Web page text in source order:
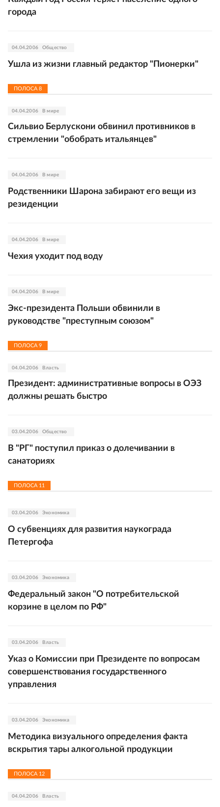
города
04.04.2006 Общество
Ушла из жизни главный редактор "Пионерки"
ПОЛОСА 8
04.04.2006 В мире
Сильвио Берлускони обвинил противников в
стремлении "обобрать итальянцев"
04.04.2006 В мире
Родственники Шарона забирают его вещи из
резиденции
04.04.2006 В мире
Чехия уходит под воду
04.04.2006 В мире
Экс-президента Польши обвинили в
руководстве "преступным союзом"
ПОЛОСА 9
04.04.2006 Власть
Президент: административные вопросы в ОЭЗ
должны решать быстро
03.04.2006 Общество
В "РГ" поступил приказ о долечивании в
санаториях
ПОЛОСА 11
03.04.2006 Экономика
О субвенциях для развития наукограда
Петергофа
03.04.2006 Экономика
Федеральный закон "О потребительской
корзине в целом по РФ"
03.04.2006 Власть
Указ о Комиссии при Президенте по вопросам
совершенствования государственного
управления
03.04.2006 Экономика
Методика визуального определения факта
вскрытия тары алкогольной продукции
ПОЛОСА 12
04.04.2006 Власть